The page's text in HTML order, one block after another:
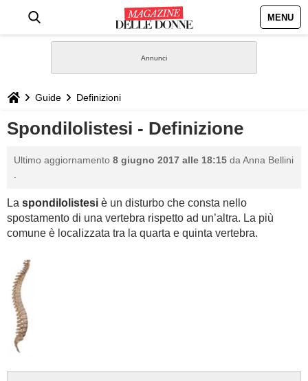
MENU
STILE
BIOGRAFIE
GASTRONOMIA
CAPELLI
SESSO
BAMBINO
Guide Definizioni
Spondilolistesi - Definizione
Ultimo aggiornamento 8 giugno 2017 alle 18:15 da Anna Bellini
La spondilolistesi è un disturbo che consta nello
spostamento di una vertebra rispetto ad un’altra. La più
comune è localizzata tra la quarta e quinta vertebra.